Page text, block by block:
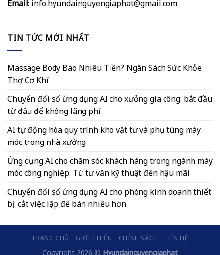
Email: info.hyundainguyengiaphat@gmail.com
TIN TỨC MỚI NHẤT
Massage Body Bao Nhiêu Tiền? Ngân Sách Sức Khỏe
Thợ Cơ Khí
Chuyển đổi số ứng dụng AI cho xưởng gia công: bắt đầu
từ đâu để không lãng phí
AI tự động hóa quy trình kho vật tư và phụ tùng máy
móc trong nhà xưởng
Ứng dụng AI cho chăm sóc khách hàng trong ngành máy
móc công nghiệp: Từ tư vấn kỹ thuật đến hậu mãi
Chuyển đổi số ứng dụng AI cho phòng kinh doanh thiết
bị: cắt việc lặp để bán nhiều hơn
TRANG CHỦ GIỚI THIỆU CHÍNH SÁCH LIÊN HỆ
Copyright 2026 © Hyundainguyengiaphat